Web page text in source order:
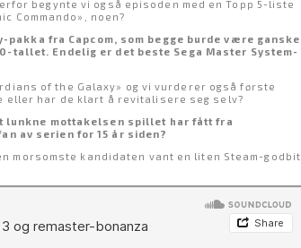
begynte vi også episoden med en Topp 5-liste
Commando», noen?
pakka fra Capcom, som begge burde være ganske
tallet. Endelig er det beste Sega Master System-
of the Galaxy» og vi vurderer også første
eller har de klart å revitalisere seg selv?
lunkne mottakelsen spillet har fått fra
av serien for 15 år siden?
kandidaten vant en liten Steam-godbit